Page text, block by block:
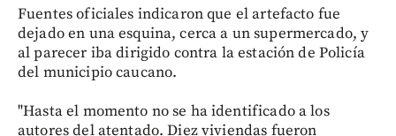
Fuentes oficiales indicaron que el artefacto fue
dejado en una esquina, cerca a un supermercado, y
al parecer iba dirigido contra la estación de Policía
del municipio caucano.
"Hasta el momento no se ha identificado a los
autores del atentado. Diez viviendas fueron